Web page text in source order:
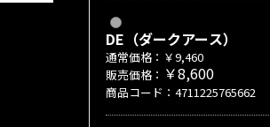
DE（ダークアース）
通常価格：￥9,460
販売価格： ￥8,600
商品コード：4711225765662